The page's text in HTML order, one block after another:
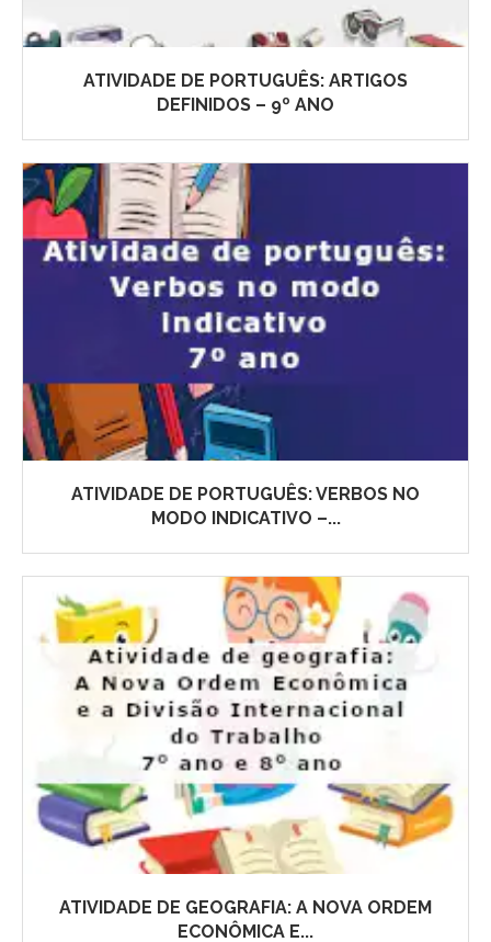
ATIVIDADE DE PORTUGUÊS: ARTIGOS
DEFINIDOS – 9º ANO
ATIVIDADE DE PORTUGUÊS: VERBOS NO
MODO INDICATIVO –...
ATIVIDADE DE GEOGRAFIA: A NOVA ORDEM
ECONÔMICA E...